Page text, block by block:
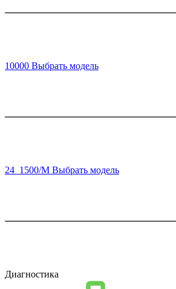
10000 Выбрать модель
24_1500/M Выбрать модель
Диагностика